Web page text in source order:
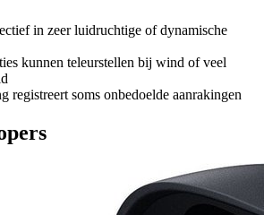
in zeer luidruchtige of dynamische
kunnen teleurstellen bij wind of veel
registreert soms onbedoelde aanrakingen